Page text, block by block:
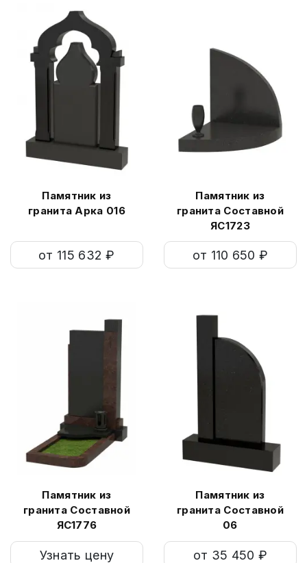
Памятник из
гранита Арка 016
от 115 632 ₽
Памятник из
гранита Составной
ЯС1723
от 110 650 ₽
Памятник из
гранита Составной
ЯС1776
Узнать цену
Памятник из
гранита Составной
06
от 35 450 ₽